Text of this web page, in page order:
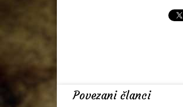
Povezani članci